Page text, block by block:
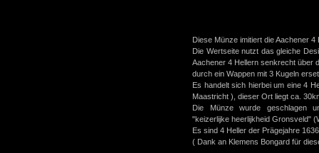
Diese Münze imitiert die Aachener
Die Wertseite nutzt das gleiche
Aachener 4 Hellern senkrecht über
durch ein Wappen mit 3 Kugeln
Es handelt sich hierbei um eine 4
Maastricht ), dieser Ort liegt ca.
Die Münze wurde geschlagen
"keizerlijke heerlijkheid Gronsveld"
Es sind 4 Heller der Prägejahre
( Dank an Klemens Bongard für